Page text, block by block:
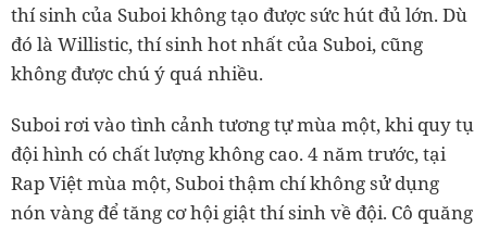
thí sinh của Suboi không tạo được sức hút đủ lớn. Dù
đó là Willistic, thí sinh hot nhất của Suboi, cũng
không được chú ý quá nhiều.
Suboi rơi vào tình cảnh tương tự mùa một, khi quy tụ
đội hình có chất lượng không cao. 4 năm trước, tại
Rap Việt mùa một, Suboi thậm chí không sử dụng
nón vàng để tăng cơ hội giật thí sinh về đội. Cô quăng